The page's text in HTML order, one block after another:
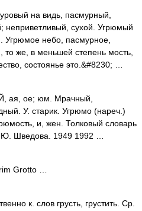
на видь, пасмурный,
неприветливый, сухой. Угрюмый
Угрюмое небо, пасмурное,
то же, в меньшей степень мость,
состоянье это.&#8230; …
ое; юм. Мрачный,
У. старик. Угрюмо (нареч.)
и, жен. Толковый словарь
Шведова. 1949 1992 …
Grotto …
к. слов грусть, грустить. Ср.